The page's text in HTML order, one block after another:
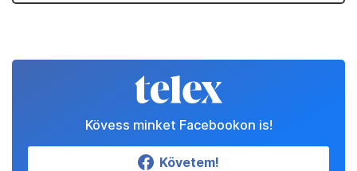
Kövess minket Facebookon is!
Követem!